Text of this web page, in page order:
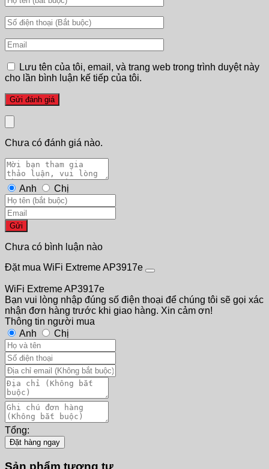
Lưu tên của tôi, email, và trang web trong trình duyệt này
cho lần bình luận kế tiếp của tôi.
Chưa có đánh giá nào.
Anh Chị
Gửi
Chưa có bình luận nào
Đặt mua WiFi Extreme AP3917e
WiFi Extreme AP3917e
Bạn vui lòng nhập đúng số điện thoại để chúng tôi sẽ gọi xác
nhận đơn hàng trước khi giao hàng. Xin cảm ơn!
Thông tin người mua
Anh
Chị
Tổng:
Đặt hàng ngay
Sản phẩm tương tự